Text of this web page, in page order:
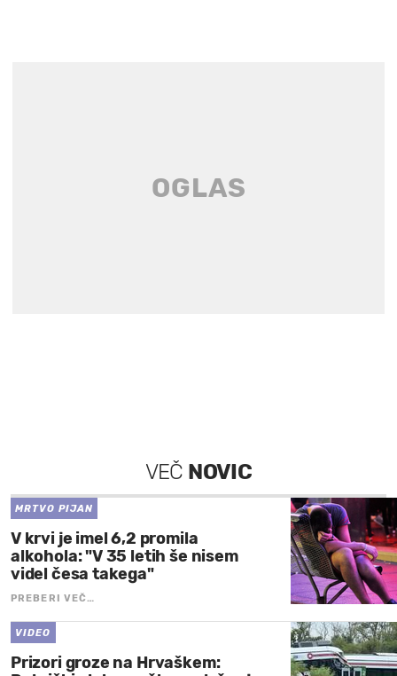
VEČ NOVIC
MRTVO PIJAN
V krvi je imel 6,2 promila
alkohola: "V 35 letih še nisem
videl česa takega"
PREBERI VEČ…
VIDEO
Prizori groze na Hrvaškem: